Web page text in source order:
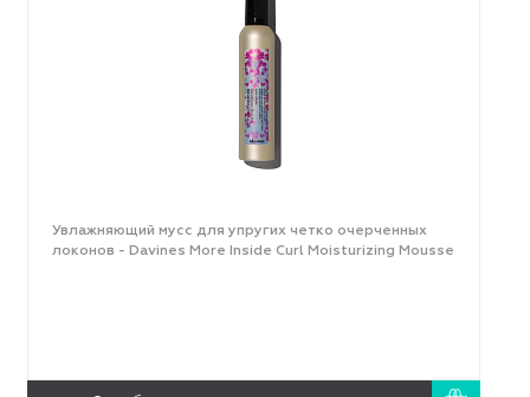
Увлажняющий мусс для упругих четко очерченных
локонов - Davines More Inside Curl Moisturizing Mousse